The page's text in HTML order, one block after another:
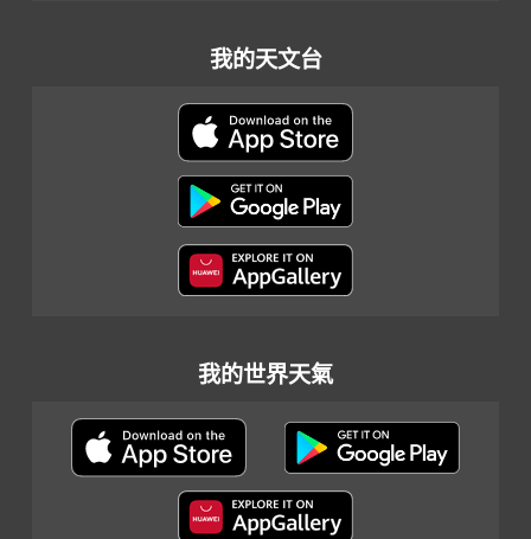
我的天文台
我的世界天氣